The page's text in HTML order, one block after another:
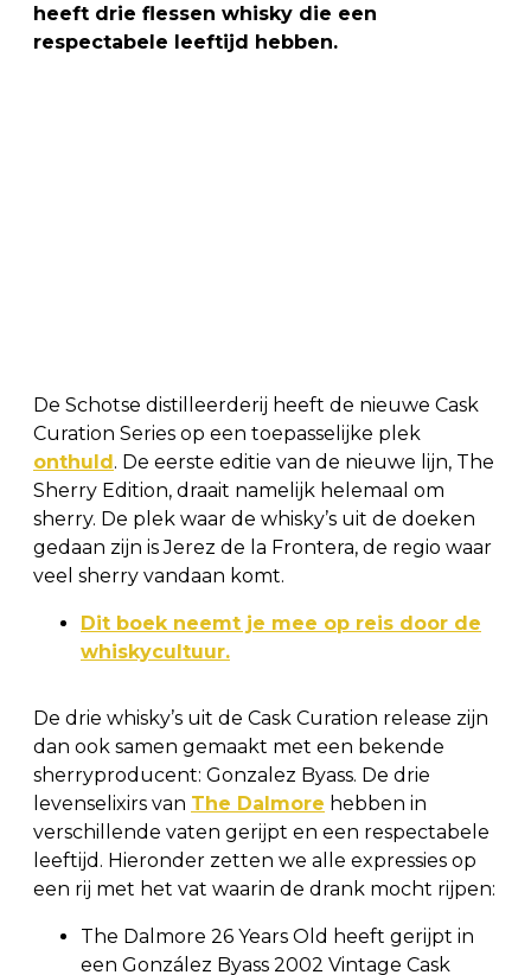
heeft drie flessen whisky die een
respectabele leeftijd hebben.
De Schotse distilleerderij heeft de nieuwe Cask
Curation Series op een toepasselijke plek
onthuld. De eerste editie van de nieuwe lijn, The
Sherry Edition, draait namelijk helemaal om
sherry. De plek waar de whisky’s uit de doeken
gedaan zijn is Jerez de la Frontera, de regio waar
veel sherry vandaan komt.
Dit boek neemt je mee op reis door de
whiskycultuur.
De drie whisky’s uit de Cask Curation release zijn
dan ook samen gemaakt met een bekende
sherryproducent: Gonzalez Byass. De drie
levenselixirs van The Dalmore hebben in
verschillende vaten gerijpt en een respectabele
leeftijd. Hieronder zetten we alle expressies op
een rij met het vat waarin de drank mocht rijpen:
The Dalmore 26 Years Old heeft gerijpt in
een González Byass 2002 Vintage Cask